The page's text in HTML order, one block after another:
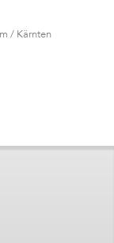
/ Kärnten